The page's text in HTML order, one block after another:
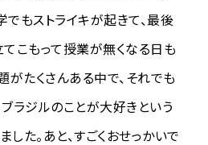
でもストライキが起きて、最後
こもって授業が無くなる日も
がたくさんある中で、それでも
ラジルのことが大好きという
た。あと、すごくおせっかいで